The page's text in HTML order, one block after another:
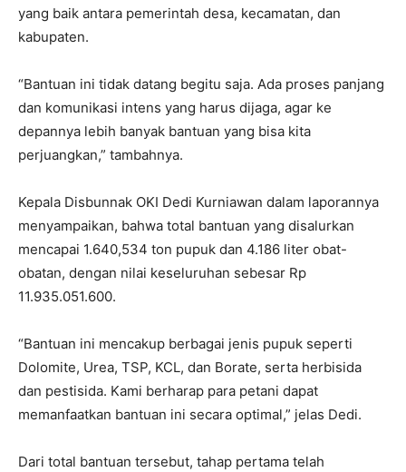
yang baik antara pemerintah desa, kecamatan, dan
kabupaten.
“Bantuan ini tidak datang begitu saja. Ada proses panjang
dan komunikasi intens yang harus dijaga, agar ke
depannya lebih banyak bantuan yang bisa kita
perjuangkan,” tambahnya.
Kepala Disbunnak OKI Dedi Kurniawan dalam laporannya
menyampaikan, bahwa total bantuan yang disalurkan
mencapai 1.640,534 ton pupuk dan 4.186 liter obat-
obatan, dengan nilai keseluruhan sebesar Rp
11.935.051.600.
“Bantuan ini mencakup berbagai jenis pupuk seperti
Dolomite, Urea, TSP, KCL, dan Borate, serta herbisida
dan pestisida. Kami berharap para petani dapat
memanfaatkan bantuan ini secara optimal,” jelas Dedi.
Dari total bantuan tersebut, tahap pertama telah